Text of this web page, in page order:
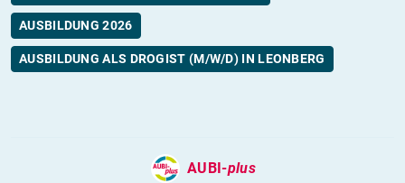
AUSBILDUNG 2026
AUSBILDUNG ALS DROGIST (M/W/D) IN LEONBERG
AUBI-plus